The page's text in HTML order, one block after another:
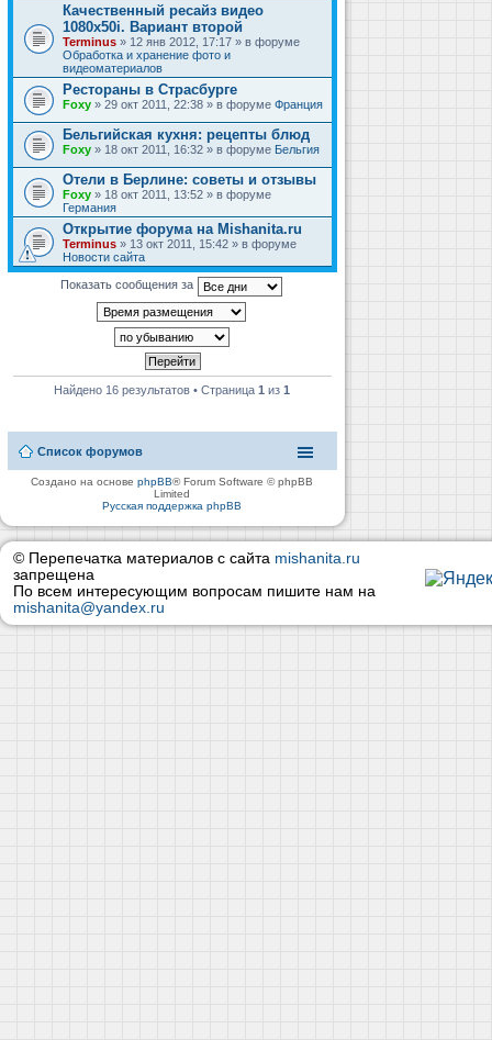
Качественный ресайз видео
1080x50i. Вариант второй
Terminus » 12 янв 2012, 17:17 » в форуме
Обработка и хранение фото и
видеоматериалов
Рестораны в Страсбурге
Foxy » 29 окт 2011, 22:38 » в форуме Франция
Бельгийская кухня: рецепты блюд
Foxy » 18 окт 2011, 16:32 » в форуме Бельгия
Отели в Берлине: советы и отзывы
Foxy » 18 окт 2011, 13:52 » в форуме
Германия
Открытие форума на Mishanita.ru
Terminus » 13 окт 2011, 15:42 » в форуме
Новости сайта
Показать сообщения за
Найдено 16 результатов • Страница1 из1
Список форумов
Создано на основеphpBB® Forum Software © phpBB
Limited
Русская поддержка phpBB
© Перепечатка материалов с сайта mishanita.ru
запрещена
По всем интересующим вопросам пишите нам на
mishanita@yandex.ru